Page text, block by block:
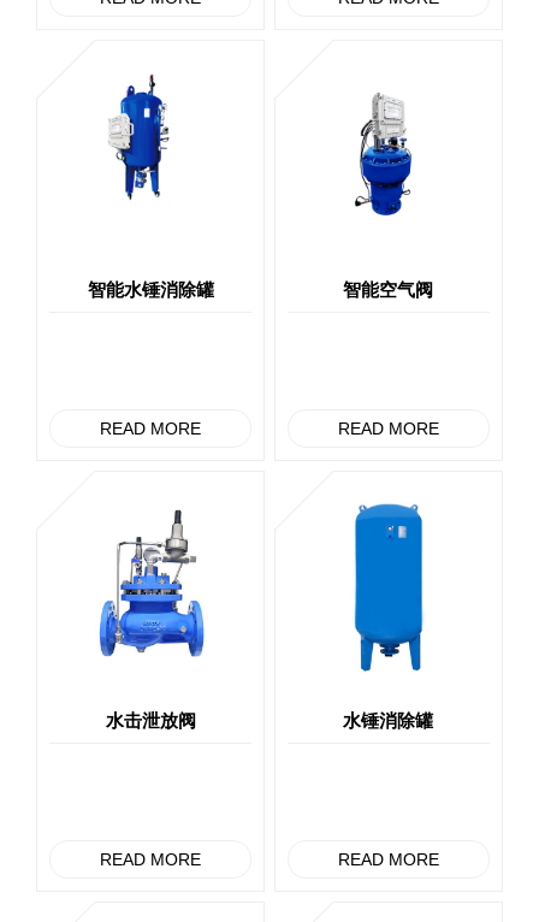
智能水锤消除罐
READ MORE
智能空气阀
READ MORE
水击泄放阀
READ MORE
水锤消除罐
READ MORE